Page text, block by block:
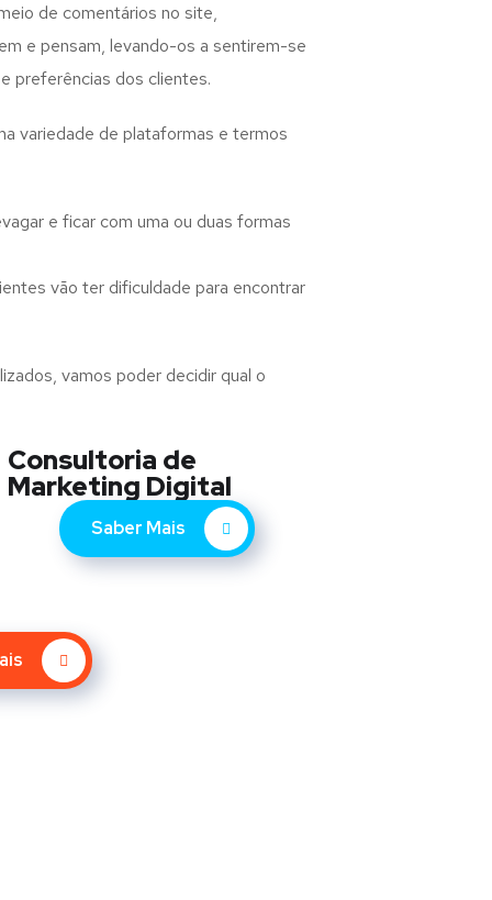
de comentários no site,
e pensam, levando-os a sentirem-se
preferências dos clientes.
variedade de plataformas e termos
e ficar com uma ou duas formas
vão ter dificuldade para encontrar
vamos poder decidir qual o
Consultoria de
Marketing Digital
Saber Mais